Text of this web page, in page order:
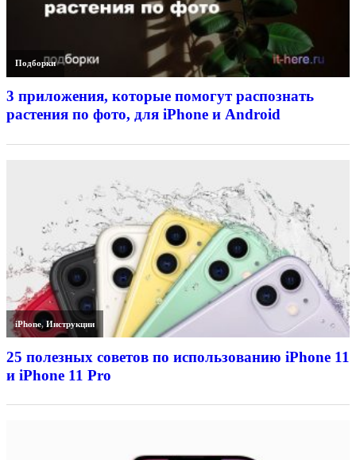
Подборки
3 приложения, которые помогут распознать
растения по фото, для iPhone и Android
iPhone,Инструкции
25 полезных советов по использованию iPhone 11
и iPhone 11 Pro